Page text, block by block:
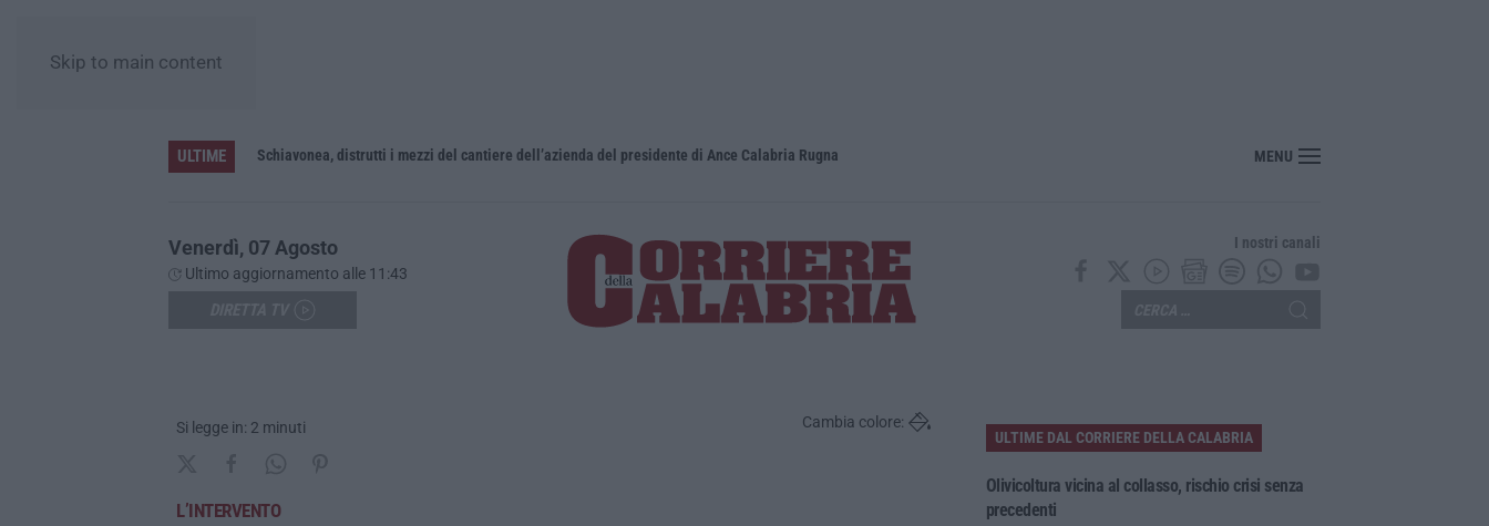
Skip to main content
ULTIME Schiavonea, distrutti i mezzi del cantiere dell’azienda del presidente di Ance Calabria Rugna MENU
Venerdì, 07 Agosto
Ultimo aggiornamento alle 11:43
I nostri canali
Si legge in: 2 minuti Cambia colore:
L’INTERVENTO
ULTIME DAL CORRIERE DELLA CALABRIA
Olivicoltura vicina al collasso, rischio crisi senza
precedenti